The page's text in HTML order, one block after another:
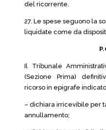
del ricorrente.
27. Le spese seguono la
liquidate come da
Il Tribunale
(Sezione Prima)
ricorso in epigrafe
– dichiara irricevibile per
annullamento;